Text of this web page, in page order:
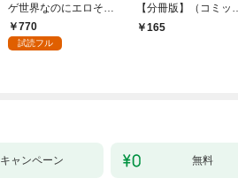
ゲ世界なのにエロそっ
ちのけでひたすら最強
を目指すモブ転生者～
770
試読フル
【分冊版】（コミッ
ク） １話【フルカラ
165
キャンペーン 無料